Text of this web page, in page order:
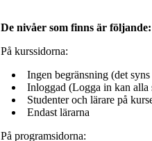
De nivåer som finns är följande:
På kurssidorna:
Ingen begränsning (det
Inloggad (Logga in kan
Studenter och lärare på
Endast lärarna
På programsidorna: